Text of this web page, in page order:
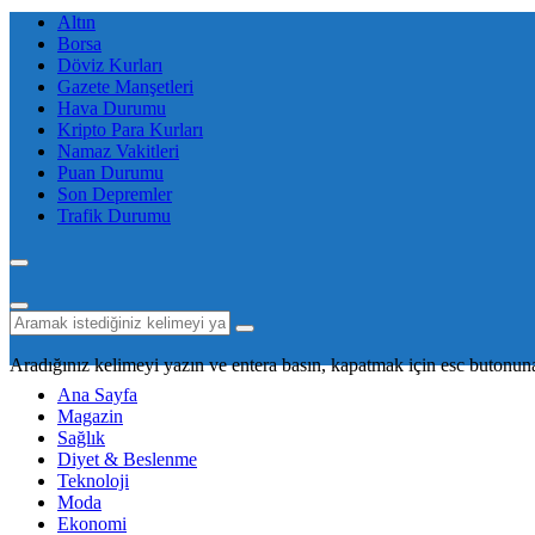
Altın
Borsa
Döviz Kurları
Gazete Manşetleri
Hava Durumu
Kripto Para Kurları
Namaz Vakitleri
Puan Durumu
Son Depremler
Trafik Durumu
Aradığınız kelimeyi yazın ve entera basın, kapatmak için esc
Ana Sayfa
Magazin
Sağlık
Diyet & Beslenme
Teknoloji
Moda
Ekonomi